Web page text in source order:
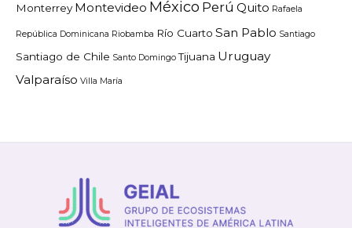
Monterrey Montevideo México Perú Quito Rafaela
República Dominicana Riobamba Río Cuarto San Pablo Santiago
Santiago de Chile Santo Domingo Tijuana Uruguay
Valparaíso Villa María